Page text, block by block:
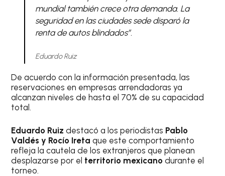
mundial también crece otra demanda. La
seguridad en las ciudades sede disparó la
renta de autos blindados”.
Eduardo Ruiz
De acuerdo con la información presentada, las
reservaciones en empresas arrendadoras ya
alcanzan niveles de hasta el 70% de su capacidad
total.
Eduardo Ruiz destacó a los periodistas Pablo
Valdés y Rocío Ireta que este comportamiento
refleja la cautela de los extranjeros que planean
desplazarse por el territorio mexicano durante el
torneo.